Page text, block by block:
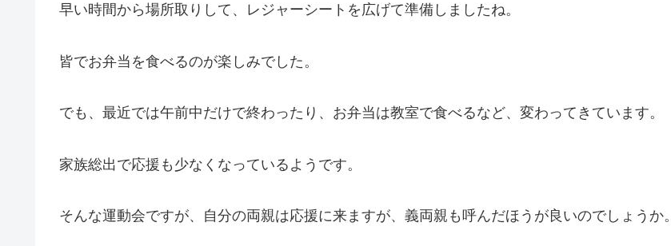
早い時間から場所取りして、レジャーシートを広げて準備しましたね。
皆でお弁当を食べるのが楽しみでした。
でも、最近では午前中だけで終わったり、お弁当は教室で食べるなど、変わってきています。
家族総出で応援も少なくなっているようです。
そんな運動会ですが、自分の両親は応援に来ますが、義両親も呼んだほうが良いのでしょうか。